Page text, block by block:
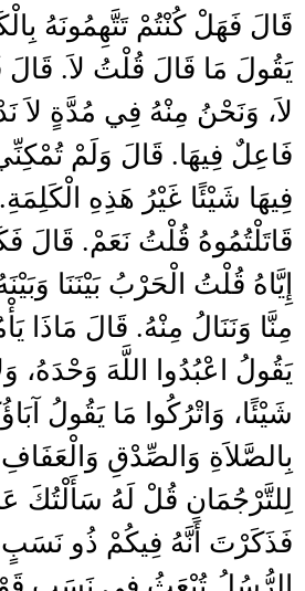
قَالَ فَهَلْ كُنْتُمْ تَتَّهِمُونَهُ
يَقُولَ مَا قَالَ قُلْتُ لاَ‏.‏
لاَ، وَنَحْنُ مِنْهُ فِي مُدَّةٍ لاَ
فَاعِلٌ فِيهَا‏.‏ قَالَ وَلَمْ
فِيهَا شَيْئًا غَيْرُ هَذِهِ
قَاتَلْتُمُوهُ قُلْتُ نَعَمْ‏.‏ قَالَ
إِيَّاهُ قُلْتُ الْحَرْبُ بَيْنَنَا
مِنَّا وَنَنَالُ مِنْهُ‏.‏ قَالَ مَاذَا
يَقُولُ اعْبُدُوا اللَّهَ وَحْدَهُ،
شَيْئًا، وَاتْرُكُوا مَا يَقُولُ
بِالصَّلاَةِ وَالصِّدْقِ
لِلتَّرْجُمَانِ قُلْ لَهُ سَأَلْتُكَ
فَذَكَرْتَ أَنَّهُ فِيكُمْ ذُو